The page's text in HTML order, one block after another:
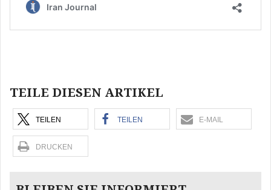
TEILE DIESEN ARTIKEL
TEILEN TEILEN E-MAIL
DRUCKEN